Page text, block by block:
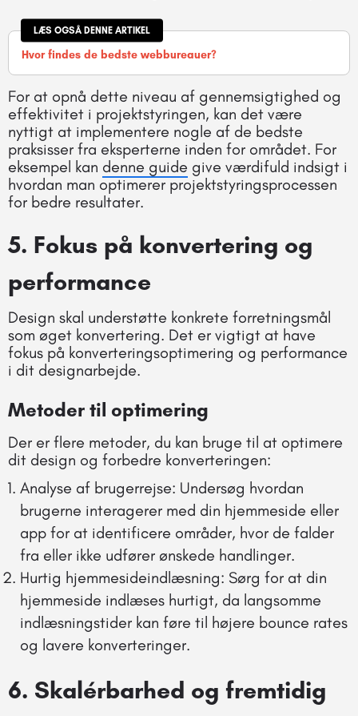
LÆS OGSÅ DENNE ARTIKEL
Hvor findes de bedste webbureauer?
For at opnå dette niveau af gennemsigtighed og
effektivitet i projektstyringen, kan det være
nyttigt at implementere nogle af de bedste
praksisser fra eksperterne inden for området. For
eksempel kan denne guide give værdifuld indsigt i
hvordan man optimerer projektstyringsprocessen
for bedre resultater.
5. Fokus på konvertering og
performance
Design skal understøtte konkrete forretningsmål
som øget konvertering. Det er vigtigt at have
fokus på konverteringsoptimering og performance
i dit designarbejde.
Metoder til optimering
Der er flere metoder, du kan bruge til at optimere
dit design og forbedre konverteringen:
Analyse af brugerrejse: Undersøg hvordan
brugerne interagerer med din hjemmeside eller
app for at identificere områder, hvor de falder
fra eller ikke udfører ønskede handlinger.
Hurtig hjemmesideindlæsning: Sørg for at din
hjemmeside indlæses hurtigt, da langsomme
indlæsningstider kan føre til højere bounce rates
og lavere konverteringer.
6. Skalérbarhed og fremtidig